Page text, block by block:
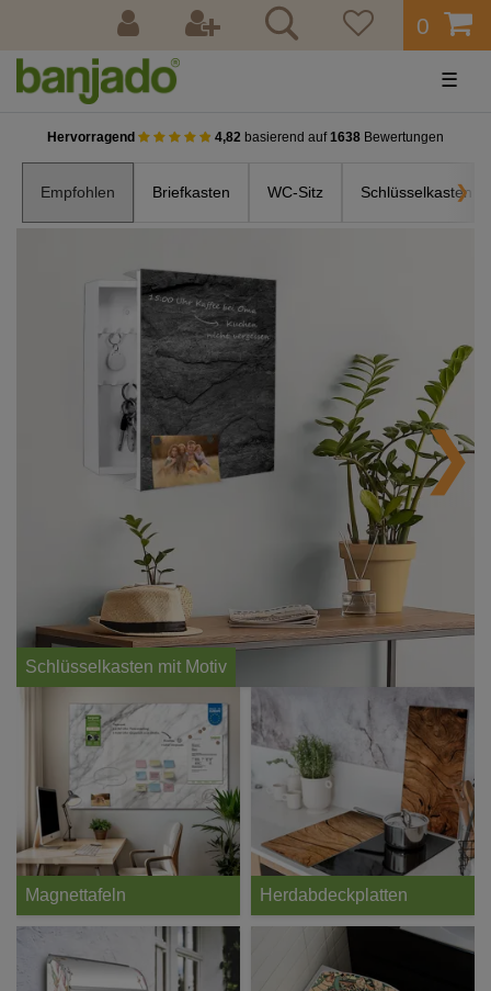
0
☰
Hervorragend 4,82 basierend auf 1638 Bewertungen
Empfohlen Briefkasten WC-Sitz Schlüsselkasten
Schlüsselkasten mit Motiv
Magnettafeln Herdabdeckplatten
❯